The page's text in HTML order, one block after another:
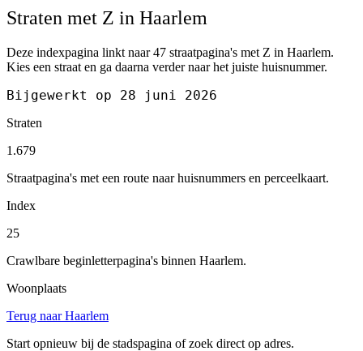
Straten met Z in Haarlem
Deze indexpagina linkt naar 47 straatpagina's met Z in Haarlem.
Kies een straat en ga daarna verder naar het juiste huisnummer.
Bijgewerkt op 28 juni 2026
Straten
1.679
Straatpagina's met een route naar huisnummers en perceelkaart.
Index
25
Crawlbare beginletterpagina's binnen Haarlem.
Woonplaats
Terug naar Haarlem
Start opnieuw bij de stadspagina of zoek direct op adres.